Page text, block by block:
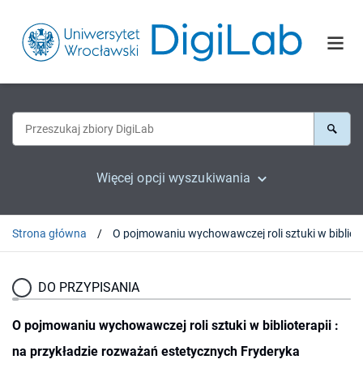
Więcej opcji wyszukiwania
Strona główna
DO PRZYPISANIA
O pojmowaniu wychowawczej roli sztuki w biblioterapii :
na przykładzie rozważań estetycznych Fryderyka